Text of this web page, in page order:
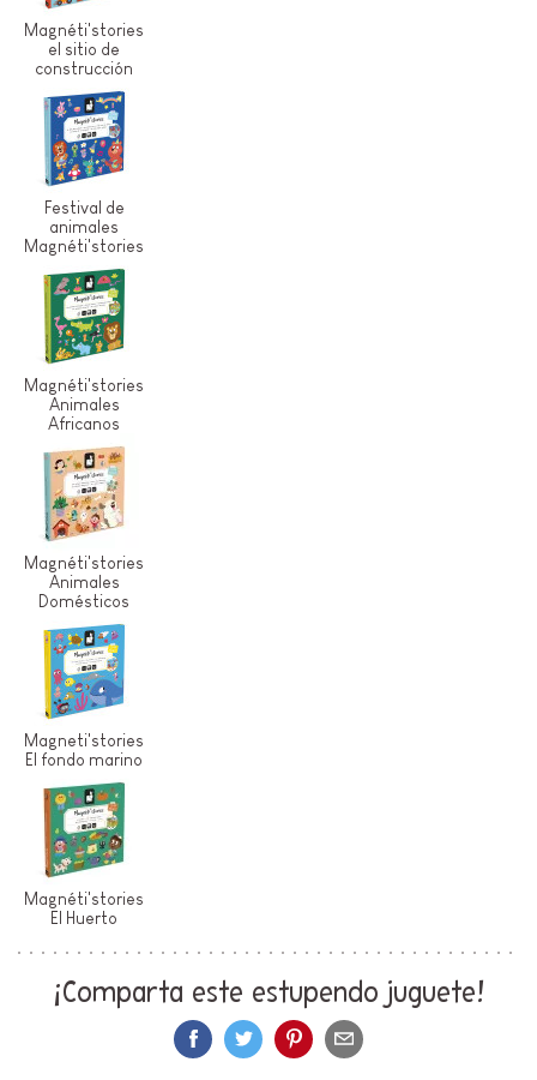
Magnéti'stories
el sitio de
construcción
Festival de
animales
Magnéti'stories
Magnéti'stories
Animales
Africanos
Magnéti'stories
Animales
Domésticos
Magneti'stories
El fondo marino
Magnéti'stories
El Huerto
¡Comparta este estupendo juguete!